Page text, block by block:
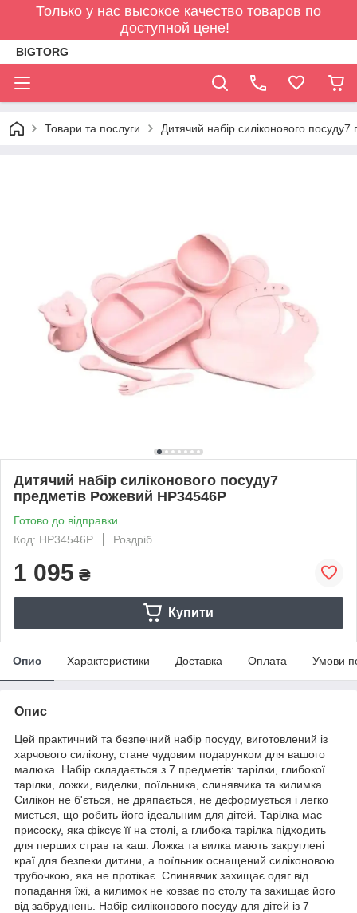
Только у нас высокое качество товаров по
доступной цене!
BIGTORG
Товари та послуги Дитячий набір силіконового
Дитячий набір силіконового посуду7
предметів Рожевий HP34546P
Готово до відправки
Код: HP34546P
Роздріб
1 095 ₴
Купити
Опис Характеристики Доставка Оплата Умови
Опис
Цей практичний та безпечний набір посуду, виготовлений із
харчового силікону, стане чудовим подарунком для вашого
малюка. Набір складається з 7 предметів: тарілки, глибокої
тарілки, ложки, виделки, поїльника, слинявчика та килимка.
Силікон не б'ється, не дряпається, не деформується і легко
миється, що робить його ідеальним для дітей. Тарілка має
присоску, яка фіксує її на столі, а глибока тарілка підходить
для перших страв та каш. Ложка та вилка мають закруглені
краї для безпеки дитини, а поїльник оснащений силіконовою
трубочкою, яка не протікає. Слинявчик захищає одяг від
попадання їжі, а килимок не ковзає по столу та захищає його
від забруднень. Набір силіконового посуду для дітей із 7